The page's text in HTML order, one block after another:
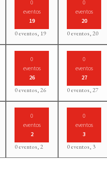
0
eventos
19
0 eventos, 19
0
eventos
20
0 eventos,20
0
eventos
26
0 eventos,26
0
eventos
27
0 eventos,27
0
eventos
2
0 eventos,2
0
eventos
3
0 eventos, 3